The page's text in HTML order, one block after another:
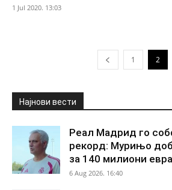
1 Jul 2020. 13:03
1 2
Најнови вести
Реал Мадрид го
рекорд: Мурињо
за 140 милиони
6 Aug 2026. 16:40